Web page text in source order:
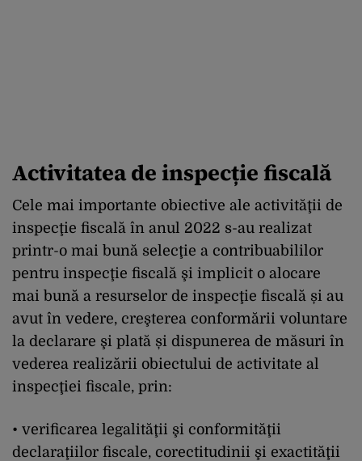
Activitatea de inspecție fiscală
Cele mai importante obiective ale activităţii de
inspecţie fiscală în anul 2022 s-au realizat
printr-o mai bună selecţie a contribuabililor
pentru inspecţie fiscală şi implicit o alocare
mai bună a resurselor de inspecţie fiscală și au
avut în vedere, creşterea conformării voluntare
la declarare şi plată și dispunerea de măsuri în
vederea realizării obiectului de activitate al
inspecţiei fiscale, prin:
• verificarea legalităţii şi conformităţii
declaraţiilor fiscale, corectitudinii şi exactităţii